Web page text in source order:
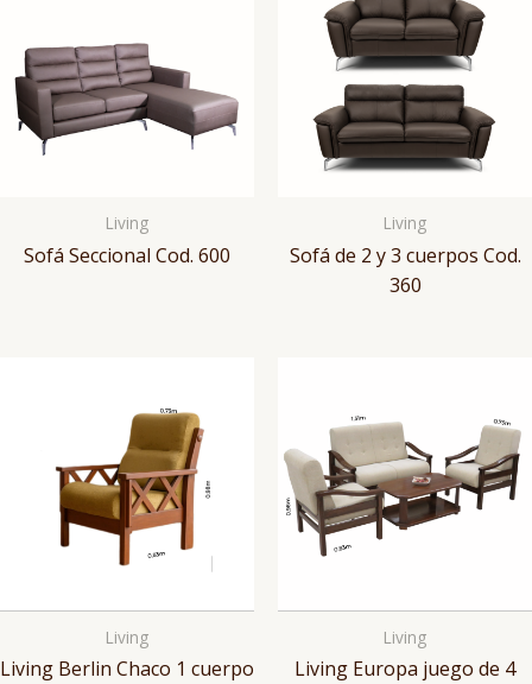
Living
Sofá Seccional Cod. 600
Living
Sofá de 2 y 3 cuerpos Cod.
360
Living
Living Berlin Chaco 1 cuerpo
Living
Living Europa juego de 4